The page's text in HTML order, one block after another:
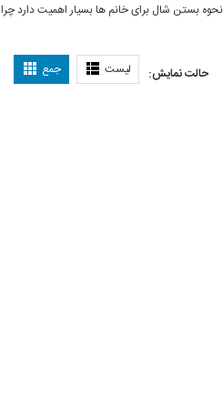
بستن شال برای خانم ها بسیار اهمیت دارد چرا
حالت نمایش: لیست جمع